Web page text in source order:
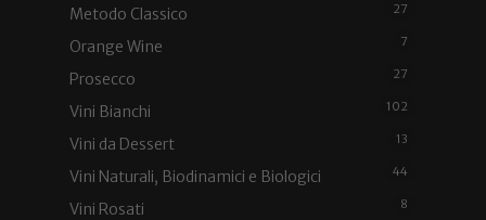
Metodo Classico 27
Orange Wine 7
Prosecco 27
Vini Bianchi 102
Vini da Dessert 13
Vini Naturali, Biodinamici e Biologici 44
Vini Rosati 8